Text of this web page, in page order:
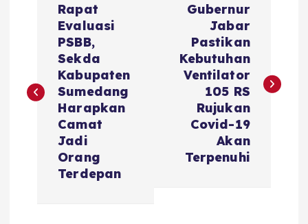
i
Rapat
Evaluasi
PSBB,
Sekda
Kabupaten
Sumedang
Harapkan
Camat
Jadi
Orang
Terdepan
Gubernur
Jabar
Pastikan
Kebutuhan
Ventilator
105 RS
Rujukan
Covid-19
Akan
Terpenuhi